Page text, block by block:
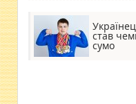
став
сумо